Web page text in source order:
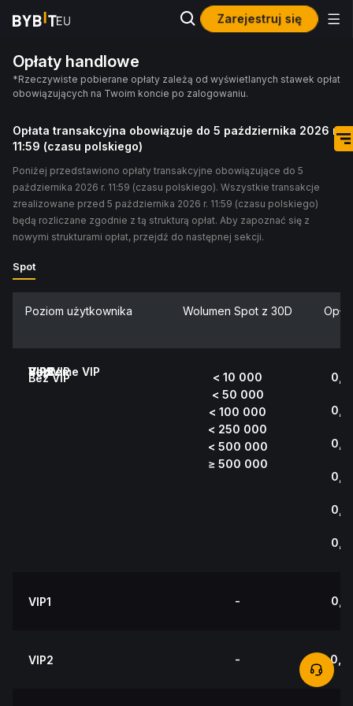
Zarejestruj się
Opłaty handlowe
*Rzeczywiste pobierane opłaty zależą od wyświetlanych stawek opłat
obowiązujących na Twoim koncie po zalogowaniu.
Opłata transakcyjna obowiązuje do 5 października 2026 r.
11:59 (czasu polskiego)
Poniżej przedstawiono opłaty transakcyjne obowiązujące do 5
października 2026 r. 11:59 (czasu polskiego). Wszystkie transakcje
zrealizowane przed 5 października 2026 r. 11:59 (czasu polskiego)
będą rozliczane zgodnie z tą strukturą opłat. Aby zapoznać się z
nowymi strukturami opłat, przejdź do następnej sekcji.
Spot
Poziom użytkownika Wolumen Spot z 30D
Bez VIP
< 10 000
< 50 000
< 100 000
< 250 000
< 500 000
≥ 500 000
VIP1 -
VIP2 -
Bez VIP
VIP1
VIP2
VIP3
VIP4
VIP5
Supreme VIP